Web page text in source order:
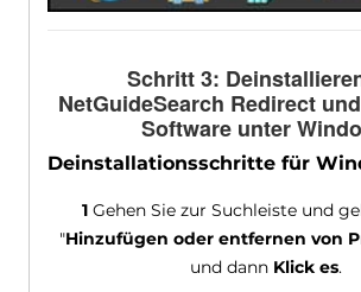
Schritt 3:
NetGuideSearch Redirect
Software unter
Deinstallationsschritte für
1Gehen Sie zur Suchleiste und
"Hinzufügen oder entfernen von
und dann Klick es.